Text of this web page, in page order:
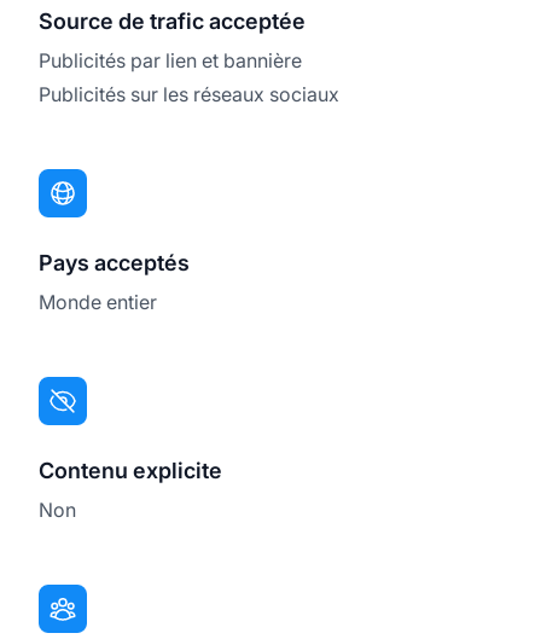
Source de trafic acceptée
Publicités par lien et bannière
Publicités sur les réseaux sociaux
Pays acceptés
Monde entier
Contenu explicite
Non